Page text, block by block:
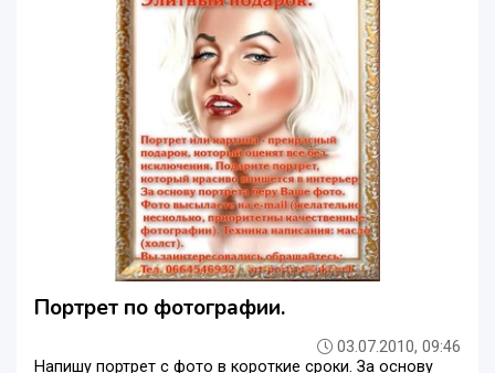
Портрет по фотографии.
03.07.2010, 09:46
Напишу портрет с фото в короткие сроки. За основу